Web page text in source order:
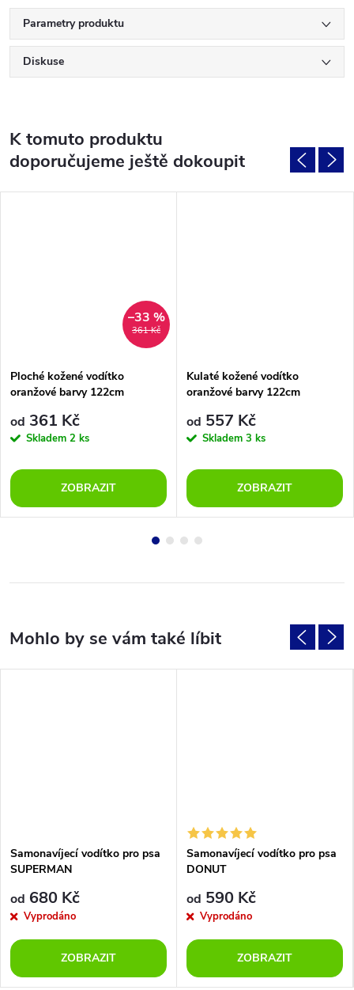
Parametry produktu
Diskuse
K tomuto produktu
doporučujeme ještě dokoupit
361 Kč
–33 %
Ploché kožené vodítko
oranžové barvy 122cm
od 361 Kč
Skladem 2 ks
ZOBRAZIT
Kulaté kožené vodítko
oranžové barvy 122cm
od 557 Kč
Skladem 3 ks
ZOBRAZIT
Samonavíjecí vodítko pro psa
SUPERMAN
od 680 Kč
Vyprodáno
ZOBRAZIT
Samonavíjecí vodítko pro psa
DONUT
od 590 Kč
Vyprodáno
ZOBRAZIT